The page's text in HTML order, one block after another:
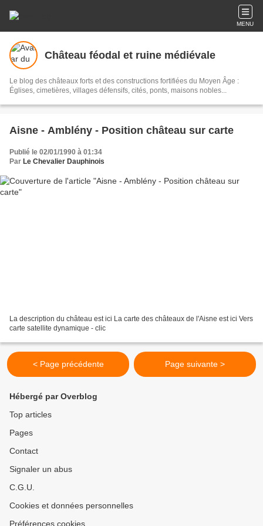
MENU
Château féodal et ruine médiévale
Le blog des châteaux forts et des constructions fortifiées du Moyen Âge :
Églises, cimetières, villages défensifs, cités, ponts, maisons nobles...
Aisne - Amblény - Position château sur carte
Publié le 02/01/1990 à 01:34
Par Le Chevalier Dauphinois
La description du château est ici La carte des châteaux de l'Aisne est ici Vers
carte satellite dynamique - clic
< Page précédente Page suivante >
Hébergé par Overblog
Top articles
Pages
Contact
Signaler un abus
C.G.U.
Cookies et données personnelles
Préférences cookies